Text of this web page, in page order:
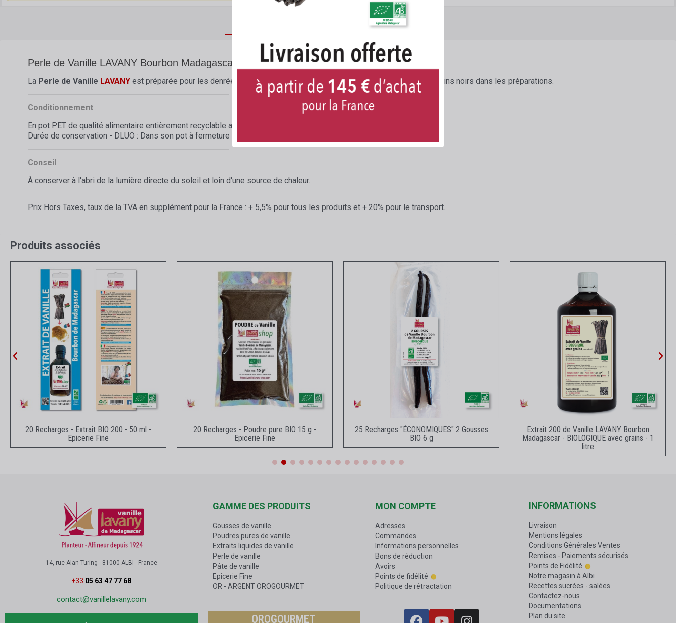
FICHES TECHNIQUES
Perle de Vanille LAVANY Bourbon Madagascar - 200 g
La Perle de Vanille LAVANY est préparée pour les denrées alimentaires et apporte en plus une forte présence de grains noirs dans les préparations.
Conditionnement :
En pot PET de qualité alimentaire entièrement recyclable avec un couvercle vissant inviolable, par
Durée de conservation - DLUO : Dans son pot à fermeture hermétique : 24 mois.
Conseil :
À conserver à l'abri de la lumière directe du soleil et loin d'une source de chaleur.
Prix Hors Taxes, taux de la TVA en supplément pour la France : + 5,5% pour tous les produits et + 20% pour le transport.
Produits associés
Aperçu rapide
20 Recharges - Extrait BIO 200 - 50 ml -
Epicerie Fine
Aperçu rapide
20 Recharges - Poudre pure BIO 15 g -
Epicerie Fine
Aperçu rapide
25 Recharges "ÉCONOMIQUES" 2 Gousses
BIO 6 g
Aperçu rapide
Extrait 200 de Vanille LAVANY Bourbon
Madagascar - BIOLOGIQUE avec grains - 1
litre
14, rue Alan Turing - 81000 ALBI - France
+33 05 63 47 77 68
contact@vanillelavany.com
GAMME DES PRODUITS
Gousses de vanille
Poudres pures de vanille
Extraits liquides de vanille
Perle de vanille
Pâte de vanille
Epicerie Fine
OR - ARGENT OROGOURMET
OROGOURMET
MON COMPTE
Adresses
Commandes
Informations personnelles
Bons de réduction
Avoirs
Points de fidélité
Politique de rétractation
INFORMATIONS
Livraison
Mentions légales
Conditions Générales Ventes
Remises - Paiements sécurisés
Points de Fidélité
Notre magasin à Albi
Recettes sucrées - salées
Contactez-nous
Documentations
Plan du site